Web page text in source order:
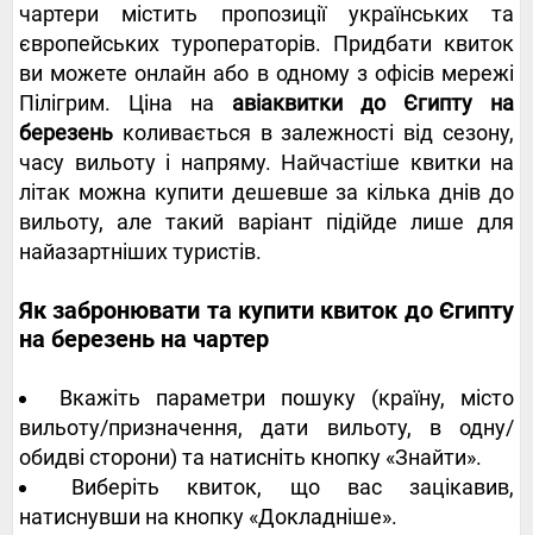
чартери містить пропозиції українських та
європейських туроператорів. Придбати квиток
ви можете онлайн або в одному з офісів мережі
Пілігрим. Ціна на авіаквитки до Єгипту на
березень коливається в залежності від сезону,
часу вильоту і напряму. Найчастіше квитки на
літак можна купити дешевше за кілька днів до
вильоту, але такий варіант підійде лише для
найазартніших туристів.
Як забронювати та купити квиток до Єгипту
на березень на чартер
Вкажіть параметри пошуку (країну, місто
вильоту/призначення, дати вильоту, в одну/
обидві сторони) та натисніть кнопку «Знайти».
Виберіть квиток, що вас зацікавив,
натиснувши на кнопку «Докладніше».